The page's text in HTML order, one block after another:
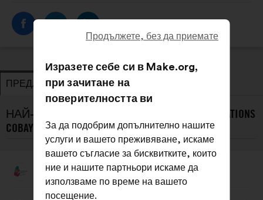
ПРЕДЛОЖЕНИЯ ЗАЕМАНЕ НА ПОЗИЦИЯ
НАЙ-НОВИТЕ ПРЕДЛОЖЕНИЯ ОТ GÉNÉRATIONS
COBAYES :
ПредложениеGénérations Cobayes
Съдържание
Продължете, без да приемате
Изразете себе си в Make.org,
при зачитане на
поверителността ви
За да подобрим допълнително нашите
услуги и вашето преживяване, искаме
вашето съгласие за бисквитките, които
ние и нашите партньори искаме да
използваме по време на вашето
посещение.